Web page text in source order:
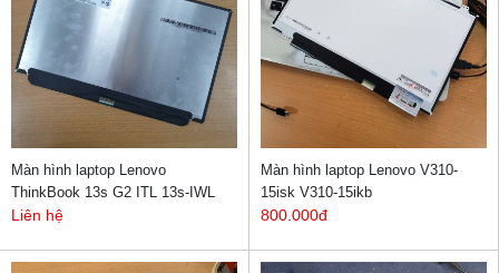
Màn hình laptop Lenovo
ThinkBook 13s G2 ITL 13s-IWL
Liên hệ
Màn hình laptop Lenovo V310-
15isk V310-15ikb
800.000đ